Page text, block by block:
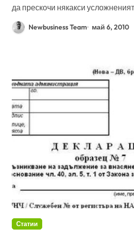
да прескочи някакси
Newbusiness Team май 6, 2010
Статии